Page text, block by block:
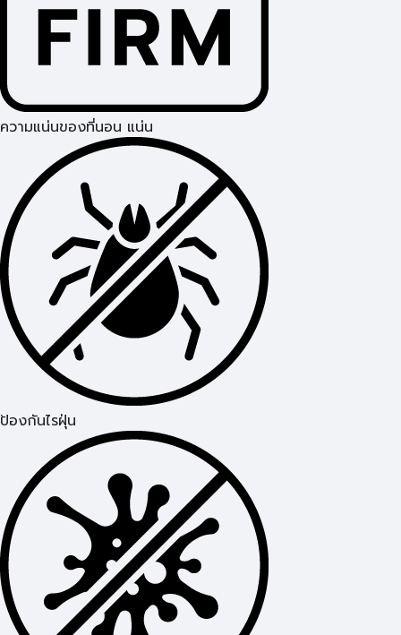
ความแน่นของที่นอน แน่น
ป้องกันไรฝุ่น